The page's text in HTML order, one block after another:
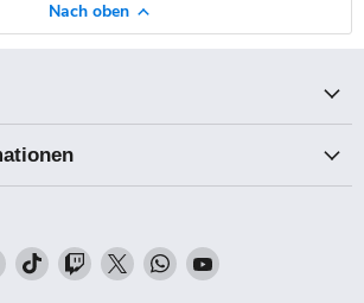
Nach oben
Finden
Sie
Finden
Sie
Finden
Sie
Finden
Sie
Finden
Sie
Finden